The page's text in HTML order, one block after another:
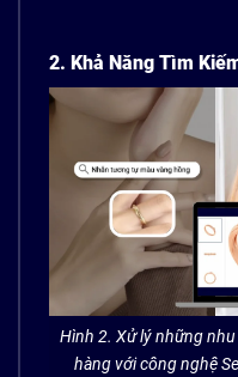
2. Khả Năng Tìm
Hình 2. Xử lý những
hàng với công nghệ